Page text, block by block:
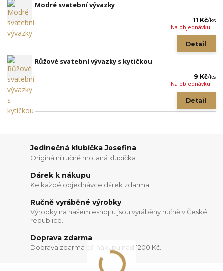
Modré svatební vývazky
11 Kč/ks
Na objednávku
Detail
Růžové svatební vývazky s kytičkou
9 Kč/ks
Na objednávku
Detail
Jedinečná klubíčka Josefina
Originální ručně motaná klubíčka.
Dárek k nákupu
Ke každé objednávce dárek zdarma.
Ručně vyráběné výrobky
Výrobky na našem eshopu jsou vyráběny ručně v České
republice.
Doprava zdarma
Doprava zdarma při nákupu nad 1200 Kč.